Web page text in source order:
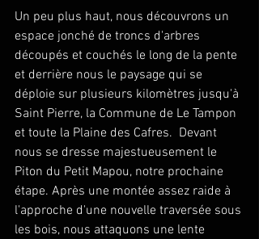
Un peu plus haut, nous découvrons un
espace jonché de troncs d'arbres
découpés et couchés le long de la pente
et derrière nous le paysage qui se
déploie sur plusieurs kilomètres jusqu'à
Saint Pierre, la Commune de Le Tampon
et toute la Plaine des Cafres.  Devant
nous se dresse majestueusement le
Piton du Petit Mapou, notre prochaine
étape. Après une montée assez raide à
l'approche d'une nouvelle traversée sous
les bois, nous attaquons une lente